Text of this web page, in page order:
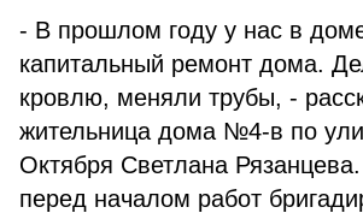
- В прошлом году у нас в
капитальный ремонт дома.
кровлю, меняли трубы, -
жительница дома №4-в по
Октября Светлана Рязанцева.
перед началом работ